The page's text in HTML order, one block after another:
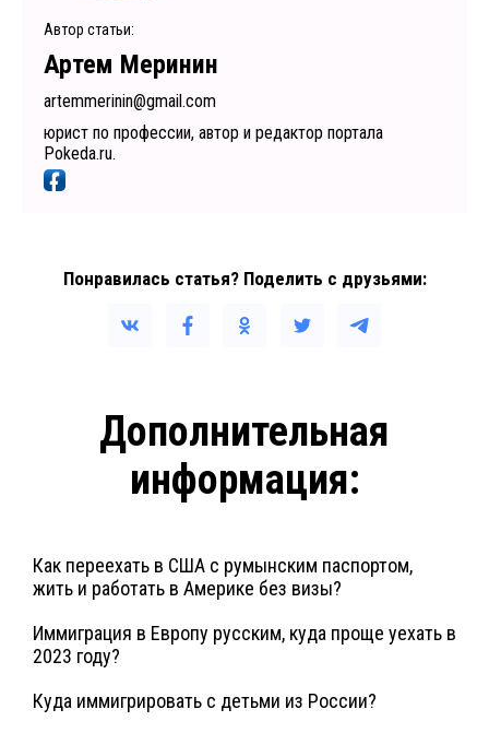
Автор статьи:
Артем Меринин
artemmerinin@gmail.com
юрист по профессии, автор и редактор портала
Pokeda.ru.
Понравилась статья? Поделить с друзьями:
Дополнительная
информация:
Как переехать в США с румынским паспортом,
жить и работать в Америке без визы?
Иммиграция в Европу русским, куда проще уехать в
2023 году?
Куда иммигрировать с детьми из России?